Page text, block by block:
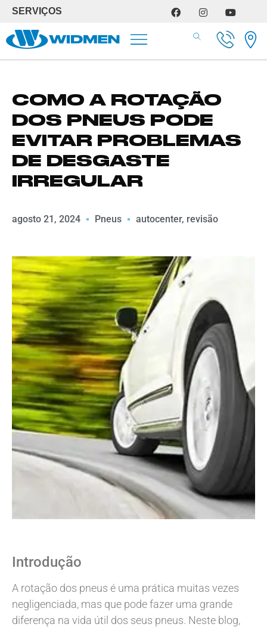
SERVIÇOS
COMO A ROTAÇÃO
DOS PNEUS PODE
EVITAR PROBLEMAS
DE DESGASTE
IRREGULAR
agosto 21, 2024 Pneus autocenter, revisão
Introdução
A rotação dos pneus é uma prática muitas vezes
negligenciada, mas que pode fazer uma grande
diferença na vida útil dos seus pneus. Neste blog,